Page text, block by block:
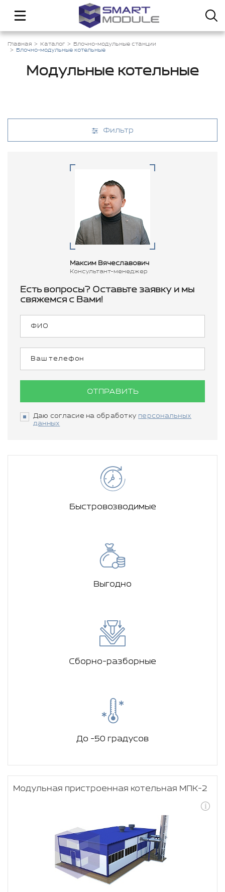
Главная Каталог
Блочно-модульные станции
Блочно-модульные котельные
Модульные котельные
Фильтр
Максим Вячеславович
Консультант-менеджер
Есть вопросы? Оставьте заявку и мы
свяжемся с Вами!
ОТПРАВИТЬ
Даю согласие на обработку персональных
данных
Быстровозводимые
Выгодно
Сборно-разборные
До -50 градусов
Модульная пристроенная котельная МПК-2